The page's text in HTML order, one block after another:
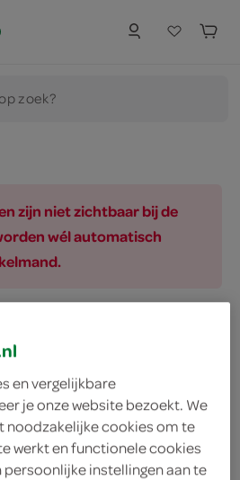
zoek?
zijn niet zichtbaar bij de
wél automatisch
petro jelly original
Milliliter
en vergelijkbare
je onze website bezoekt. We
noodzakelijke cookies om te
werkt en functionele cookies
instellingen aan te